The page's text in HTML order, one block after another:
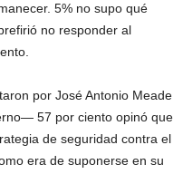
5% no supo qué
no responder al
por José Antonio Meade
57 por ciento opinó que
de seguridad contra el
era de suponerse en su